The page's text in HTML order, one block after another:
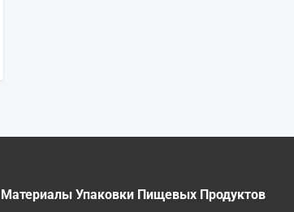
Материалы Упаковки Пищевых Продуктов